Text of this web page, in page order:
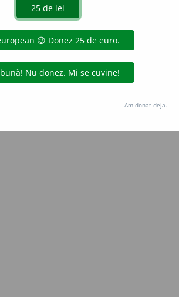
2026 dexonline (https://dexonline.ro)
inclusiv prin orice metode de extragere automată
seturilor de date oferite oficial spre utilizare
Hosterion
Am donat deja.